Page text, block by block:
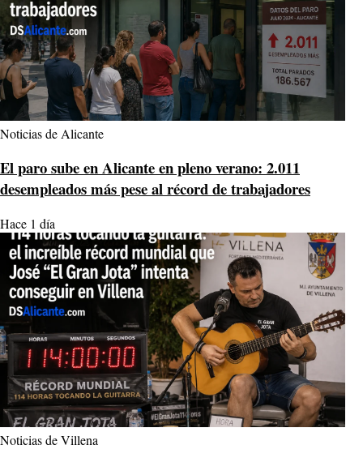
Noticias de Alicante
El paro sube en Alicante en pleno verano: 2.011
desempleados más pese al récord de trabajadores
Hace 1 día
Noticias de Villena